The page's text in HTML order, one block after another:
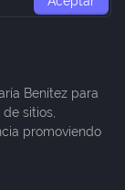
Benítez para
sitios,
promoviendo